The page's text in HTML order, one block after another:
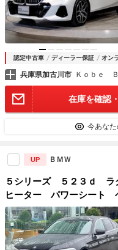
認定中古車 ディーラー保証 オン
兵庫県加古川市
在庫を確認
今あな
UP ＢＭＷ
５シリーズ ５２３ｄ ラ
ヒーター パワーシート
ビ ３６０度カメラ レー
ングアシストプラス ド
ト 禁煙車